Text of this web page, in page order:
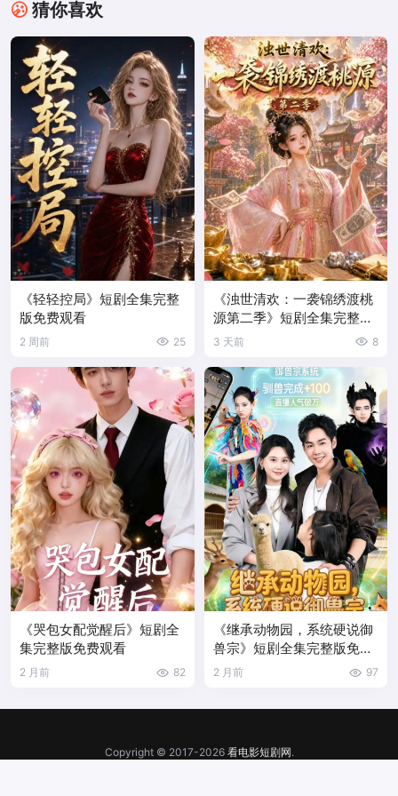
猜你喜欢
《轻轻控局》短剧全集完整
版免费观看
2 周前 25
《浊世清欢：一袭锦绣渡桃
源第二季》短剧全集完整版
免费观看
3 天前 8
《哭包女配觉醒后》短剧全
集完整版免费观看
2 月前 82
《继承动物园，系统硬说御
兽宗》短剧全集完整版免费
观看
2 月前 97
Copyright © 2017-2026 看电影短剧网.